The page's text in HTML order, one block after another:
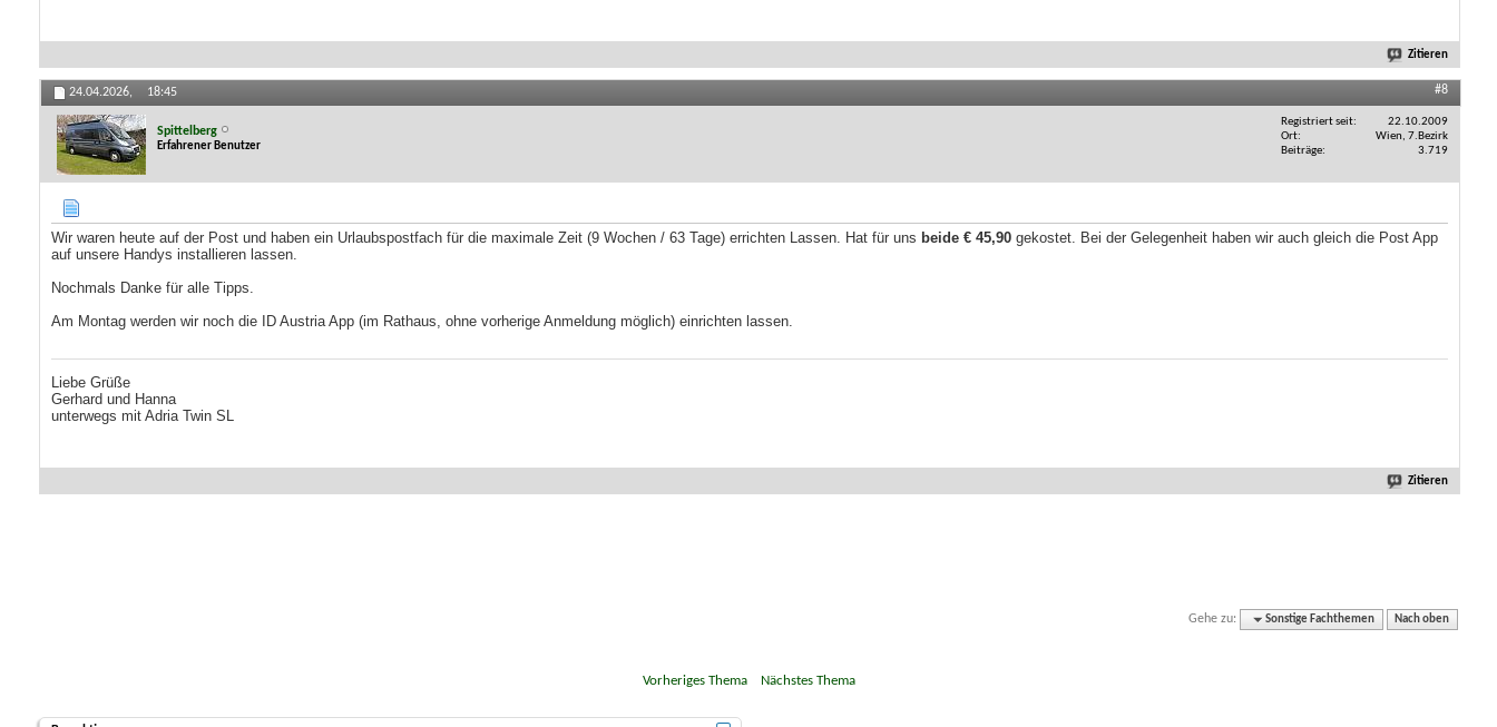
Zitieren
24.04.2026, 18:45 #8
Spittelberg
Erfahrener Benutzer
Registriert seit
22.10.2009
Ort
Wien, 7.Bezirk
Beiträge
3.719
Wir waren heute auf der Post und haben ein Urlaubspostfach für die maximale Zeit (9 Wochen / 63 Tage) errichten Lassen. Hat für uns beide € 45,90 gekostet. Bei der Gelegenheit haben wir auch gleich die Post App
auf unsere Handys installieren lassen.
Nochmals Danke für alle Tipps.
Am Montag werden wir noch die ID Austria App (im Rathaus, ohne vorherige Anmeldung möglich) einrichten lassen.
Liebe Grüße
Gerhard und Hanna
unterwegs mit Adria Twin SL
Zitieren
Gehe zu: Sonstige Fachthemen Nach oben
Vorheriges Thema| Nächstes Thema